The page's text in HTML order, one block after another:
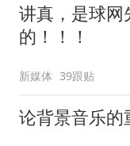
讲真，是球网
的！！！
新媒体 39跟贴
论背景音乐的